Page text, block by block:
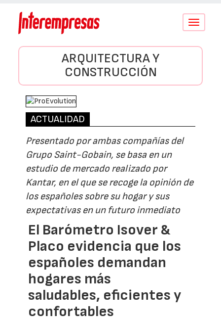
Conmutar
ARQUITECTURA Y
CONSTRUCCIÓN
ACTUALIDAD
Presentado por ambas compañías del
Grupo Saint-Gobain, se basa en un
estudio de mercado realizado por
Kantar, en el que se recoge la opinión de
los españoles sobre su hogar y sus
expectativas en un futuro inmediato
El Barómetro Isover &
Placo evidencia que los
españoles demandan
hogares más
saludables, eficientes y
confortables